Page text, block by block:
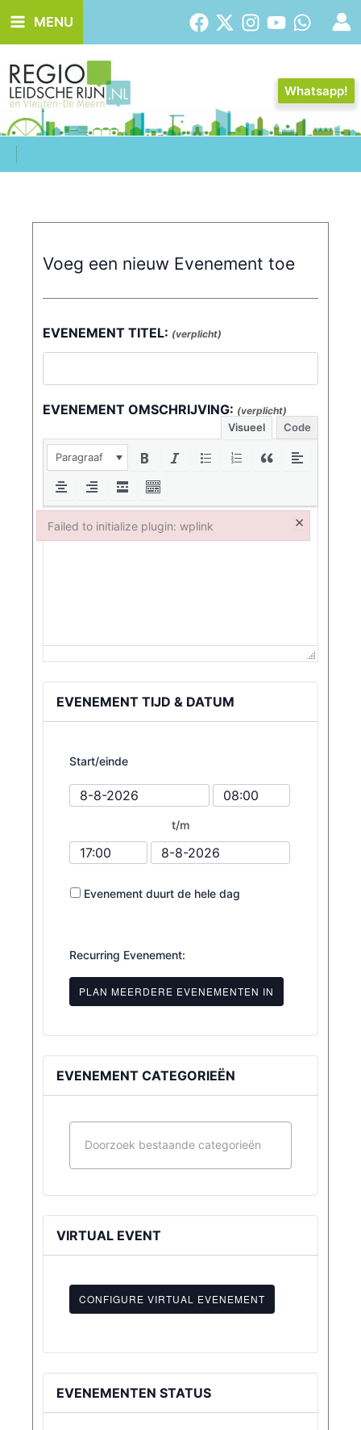
naar
de
inhoud
MENU
Whatsapp!
Voeg een nieuw Evenement toe
EVENEMENT TITEL: (verplicht)
EVENEMENT OMSCHRIJVING: (verplicht)
Visueel Code
Paragraaf
EVENEMENT TIJD & DATUM
Start/einde
Begindatum
van
Starttijd
van
evenement
t/m
Eindtijd
van
evenement
Einddatum
van
evenement
Evenement duurt de hele dag
Recurring Evenement:
PLAN MEERDERE EVENEMENTEN IN
EVENEMENT CATEGORIEËN
VIRTUAL EVENT
CONFIGURE VIRTUAL EVENEMENT
as
a
virtual
evenement
EVENEMENTEN STATUS
Failed to initialize plugin: wplink ×
Failed to initialize plugin: wplink